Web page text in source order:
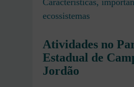
Características,
ecossistemas
Atividades no
Estadual de
Jordão